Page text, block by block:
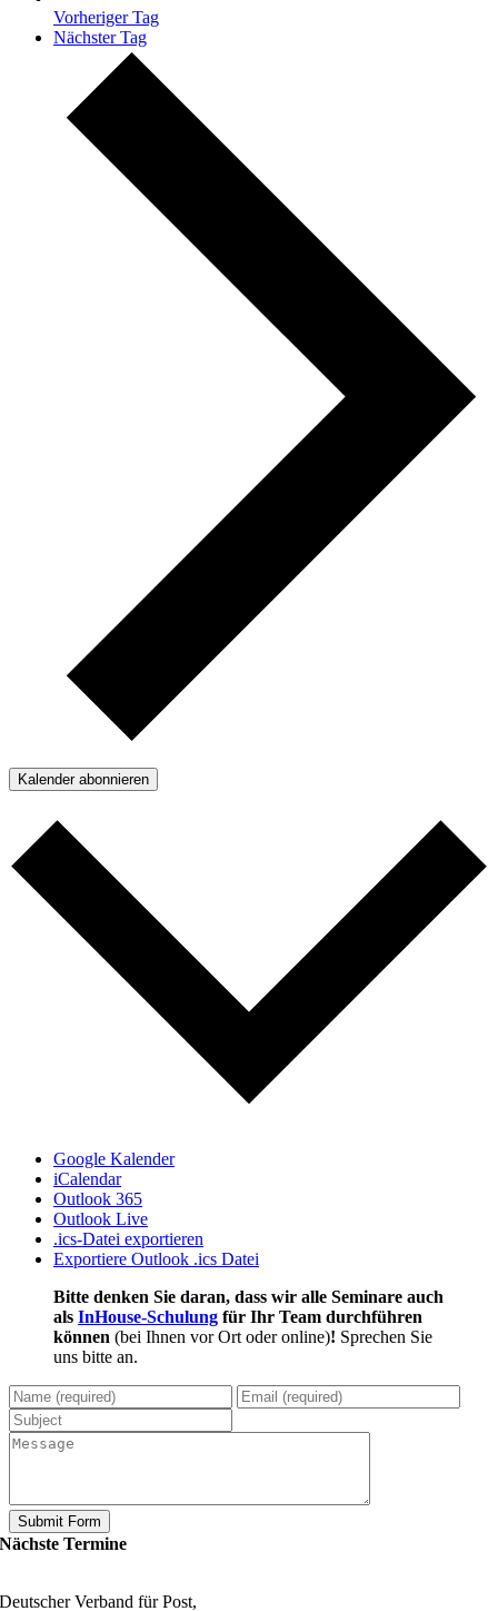
Vorheriger Tag
Nächster Tag
Kalender abonnieren
Google Kalender
iCalendar
Outlook 365
Outlook Live
.ics-Datei exportieren
Exportiere Outlook .ics Datei
Bitte denken Sie daran, dass wir alle Seminare auch
als InHouse-Schulung für Ihr Team durchführen
können (bei Ihnen vor Ort oder online)! Sprechen Sie
uns bitte an.
Nächste Termine
Deutscher Verband für Post,